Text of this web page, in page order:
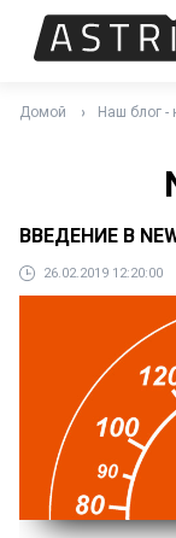
Домой Наш блог -
ВВЕДЕНИЕ В
26.02.2019 12:20:00